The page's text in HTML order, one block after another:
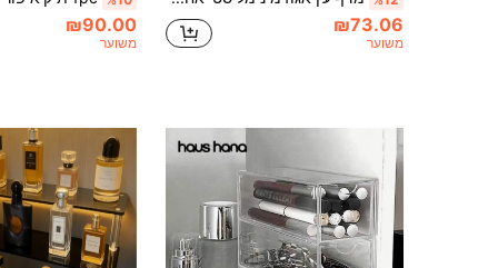
₪73.06
משוער
₪90.00
משוער